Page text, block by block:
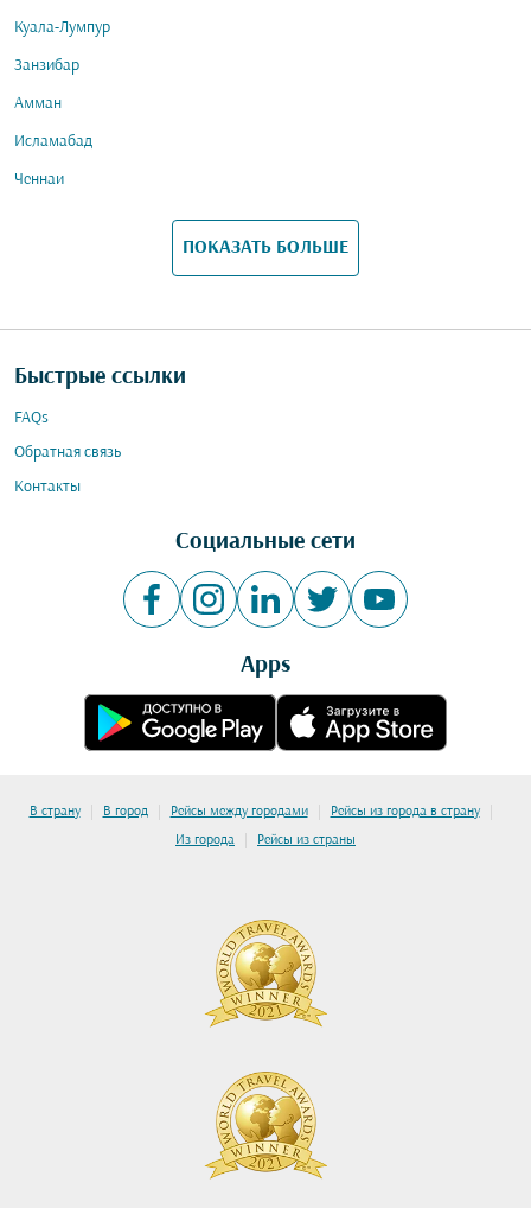
Куала-Лумпур
Занзибар
Амман
Исламабад
Ченнаи
ПОКАЗАТЬ БОЛЬШЕ
Быстрые ссылки
FAQs
Обратная связь
Контакты
Социальные сети
Apps
В страну | В город | Рейсы между городами | Рейсы из города в страну |
Из города | Рейсы из страны